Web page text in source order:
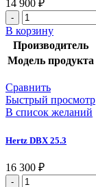
14 900 ₽
В корзину
Производитель
Модель продукта
Сравнить
Быстрый просмотр
В список желаний
Hertz DBX 25.3
16 300 ₽